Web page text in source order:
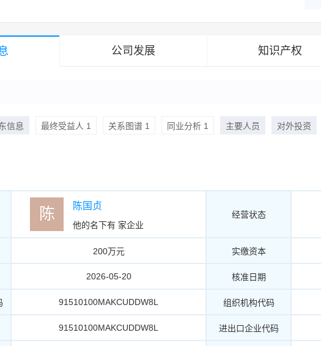
公司发展 知识产权
信息 最终受益人 1 关系图谱 1 同业分析 1 主要人员 对外投资
陈 陈国贞
他的名下有 家企业
经营状态
200万元 实缴资本
2026-05-20 核准日期
91510100MAKCUDDW8L 组织机构代码
91510100MAKCUDDW8L 进出口企业代码